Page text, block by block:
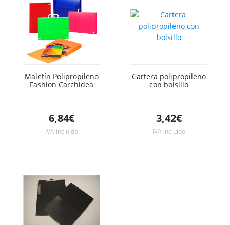
Maletín Polipropileno
Fashion Carchidea
6,84€
IVA incluido
Cartera polipropileno
con bolsillo
3,42€
IVA incluido